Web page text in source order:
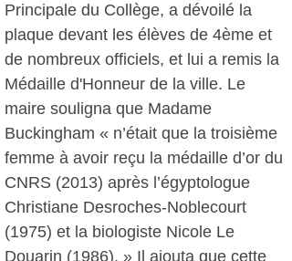
Principale du Collège, a dévoilé la
plaque devant les élèves de 4ème et
de nombreux officiels, et lui a remis la
Médaille d'Honneur de la ville. Le
maire souligna que Madame
Buckingham « n’était que la troisième
femme à avoir reçu la médaille d’or du
CNRS (2013) après l’égyptologue
Christiane Desroches-Noblecourt
(1975) et la biologiste Nicole Le
Douarin (1986). » Il ajouta que cette